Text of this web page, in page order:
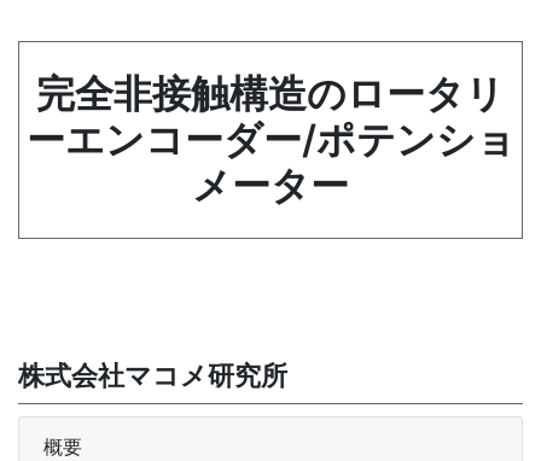
完全非接触構造のロータリ
ーエンコーダー/ポテンショ
メーター
株式会社マコメ研究所
概要